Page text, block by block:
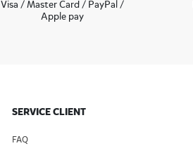
Visa / Master Card / PayPal /
Apple pay
SERVICE CLIENT
FAQ